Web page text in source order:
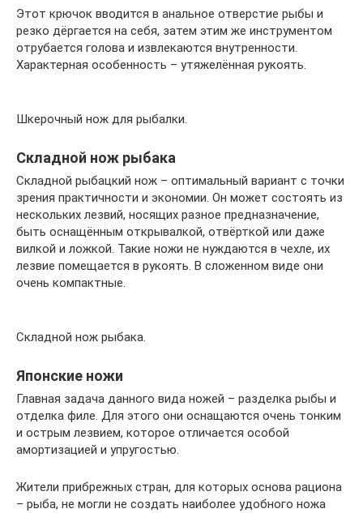
Этот крючок вводится в анальное отверстие рыбы и
резко дёргается на себя, затем этим же инструментом
отрубается голова и извлекаются внутренности.
Характерная особенность – утяжелённая рукоять.
Шкерочный нож для рыбалки.
Складной нож рыбака
Складной рыбацкий нож – оптимальный вариант с точки
зрения практичности и экономии. Он может состоять из
нескольких лезвий, носящих разное предназначение,
быть оснащённым открывалкой, отвёрткой или даже
вилкой и ложкой. Такие ножи не нуждаются в чехле, их
лезвие помещается в рукоять. В сложенном виде они
очень компактные.
Складной нож рыбака.
Японские ножи
Главная задача данного вида ножей – разделка рыбы и
отделка филе. Для этого они оснащаются очень тонким
и острым лезвием, которое отличается особой
амортизацией и упругостью.
Жители прибрежных стран, для которых основа рациона
– рыба, не могли не создать наиболее удобного ножа